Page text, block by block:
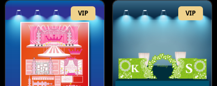
VIP VIP